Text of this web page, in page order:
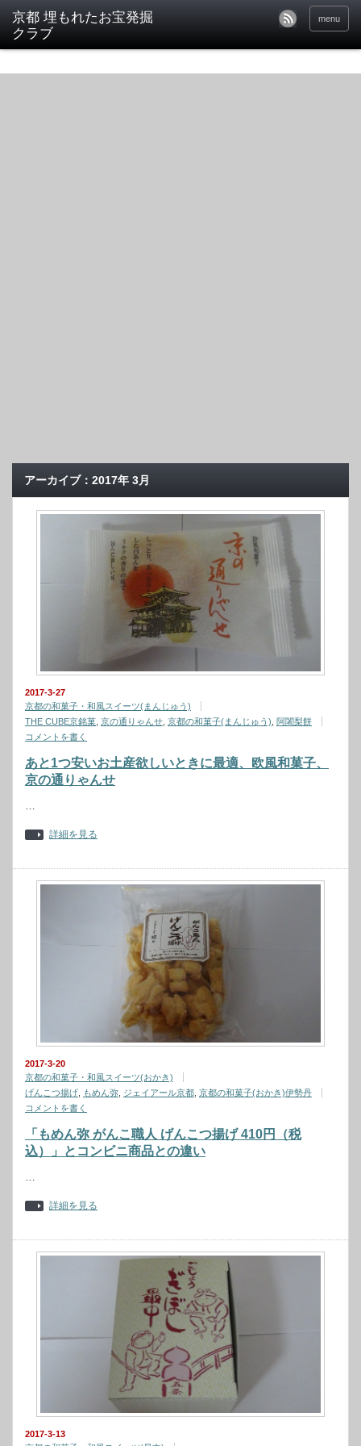
京都 埋もれたお宝発掘
クラブ
menu
アーカイブ：2017年 3月
2017-3-27
京都の和菓子・和風スイーツ(まんじゅう)
THE CUBE京銘菓, 京の通りゃんせ, 京都の和菓子(まんじゅう), 阿闍梨餅
コメントを書く
あと1つ安いお土産欲しいときに最適、欧風和菓子、
京の通りゃんせ
…
詳細を見る
2017-3-20
京都の和菓子・和風スイーツ(おかき)
げんこつ揚げ
もめん弥 ジェイアール京都 京都の和菓子(おかき)伊勢丹
コメントを書く
「もめん弥 がんこ職人 げんこつ揚げ 410円（税
込）」とコンビニ商品との違い
詳細を見る
2017-3-13